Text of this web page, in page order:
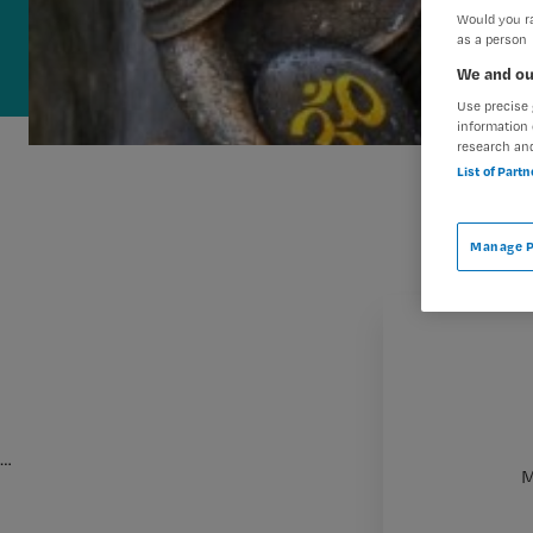
…
Would you
as a person
We and
Use
information
research
List of
Manage